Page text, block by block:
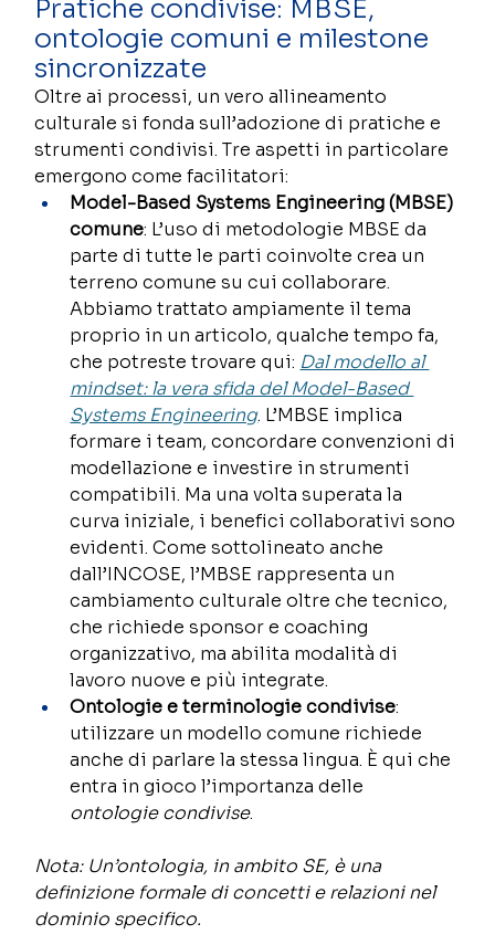
Pratiche condivise: MBSE,
ontologie comuni e milestone
sincronizzate
Oltre ai processi, un vero allineamento
culturale si fonda sull’adozione di pratiche e
strumenti condivisi. Tre aspetti in particolare
emergono come facilitatori:
Model-Based Systems Engineering (MBSE)
comune: L’uso di metodologie MBSE da
parte di tutte le parti coinvolte crea un
terreno comune su cui collaborare.
Abbiamo trattato ampiamente il tema
proprio in un articolo, qualche tempo fa,
che potreste trovare qui: Dal modello al
mindset: la vera sfida del Model-Based
Systems Engineering. L’MBSE implica
formare i team, concordare convenzioni di
modellazione e investire in strumenti
compatibili. Ma una volta superata la
curva iniziale, i benefici collaborativi sono
evidenti. Come sottolineato anche
dall’INCOSE, l’MBSE rappresenta un
cambiamento culturale oltre che tecnico,
che richiede sponsor e coaching
organizzativo, ma abilita modalità di
lavoro nuove e più integrate.
Ontologie e terminologie condivise:
utilizzare un modello comune richiede
anche di parlare la stessa lingua. È qui che
entra in gioco l’importanza delle
ontologie condivise.
Nota: Un’ontologia, in ambito SE, è una
definizione formale di concetti e relazioni nel
dominio specifico.